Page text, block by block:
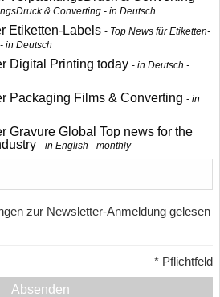
& Converting - in Deutsch
Etiketten-Labels
Top News für Etiketten-
in Deutsch
Digital Printing today
in Deutsch -
Packaging Films & Converting
in
Gravure Global Top news for the
in English - monthly
zur Newsletter-Anmeldung gelesen
* Pflichtfeld
Absenden